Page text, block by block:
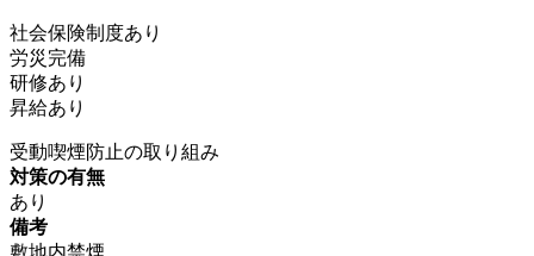
社会保険制度あり
労災完備
研修あり
昇給あり
受動喫煙防止の取り組み
対策の有無
あり
備考
敷地内禁煙